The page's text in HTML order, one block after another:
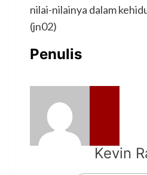
nilai-nilainya dalam
(jn02)
Penulis
Kevin